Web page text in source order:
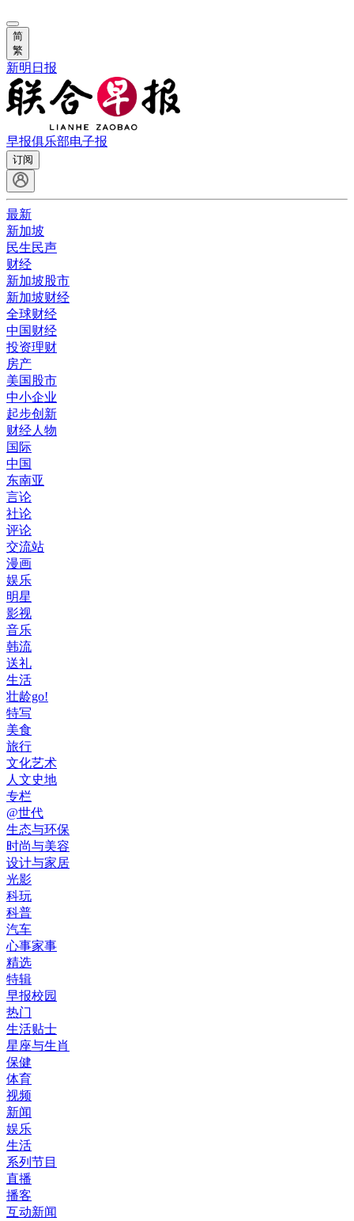
简
繁
新明日报
早报俱乐部电子报
订阅
最新
新加坡
民生民声
财经
新加坡股市
新加坡财经
全球财经
中国财经
投资理财
房产
美国股市
中小企业
起步创新
财经人物
国际
中国
东南亚
言论
社论
评论
交流站
漫画
娱乐
明星
影视
音乐
韩流
送礼
生活
壮龄go!
特写
美食
旅行
文化艺术
人文史地
专栏
@世代
生态与环保
时尚与美容
设计与家居
光影
科玩
科普
汽车
心事家事
精选
特辑
早报校园
热门
生活贴士
星座与生肖
保健
体育
视频
新闻
娱乐
生活
系列节目
直播
播客
互动新闻